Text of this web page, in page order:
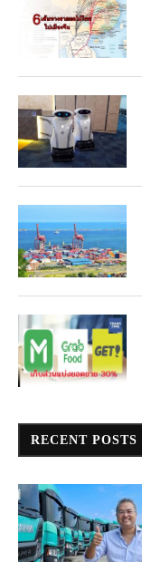
RECENT POSTS